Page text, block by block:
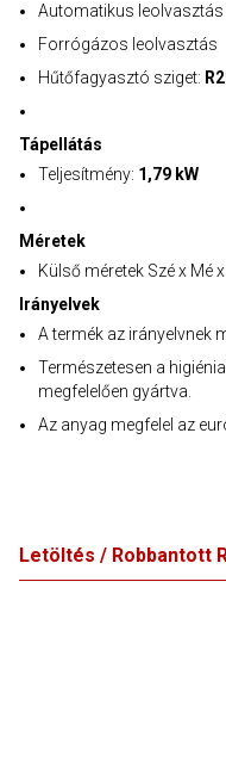
Automatikus
Forrógázos leolvasztás
Hűtőfagyasztó sziget:
Tápellátás
Teljesítmény: 1,79 kW
Méretek
Külső méretek Szé x Mé
Irányelvek
A termék az irányelvnek
Természetesen a
megfelelően gyártva.
Az anyag megfelel az
Letöltés / Robbantott